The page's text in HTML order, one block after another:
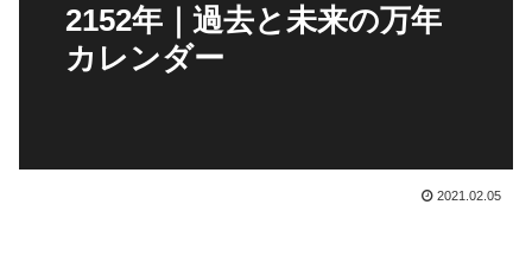
2152年｜過去と未来の万年
カレンダー
2021.02.05